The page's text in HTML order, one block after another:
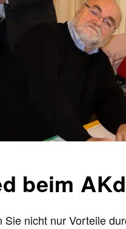
beim
nicht nur Vorteile